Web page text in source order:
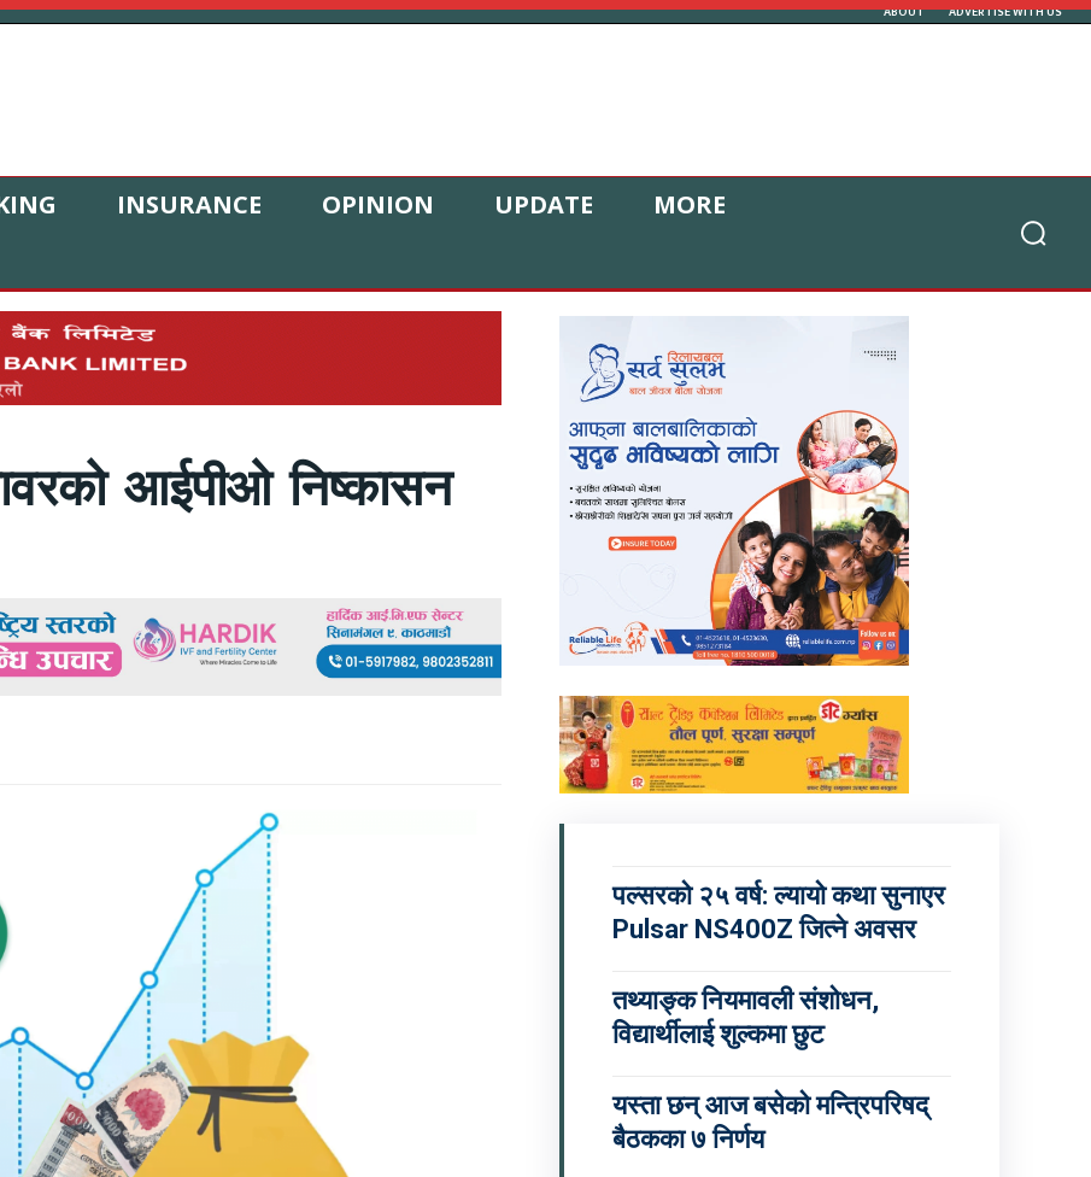
ABOUT ADVERTISE WITH US
INSURANCE OPINION UPDATE
MORE
आईपीओ निष्कासन
पल्सरको २५ वर्ष: ल्यायो कथा सुनाएर
Pulsar NS400Z जित्ने अवसर
तथ्याङ्क नियमावली संशोधन,
विद्यार्थीलाई शुल्कमा छुट
यस्ता छन् आज बसेको मन्त्रिपरिषद्
बैठकका ७ निर्णय